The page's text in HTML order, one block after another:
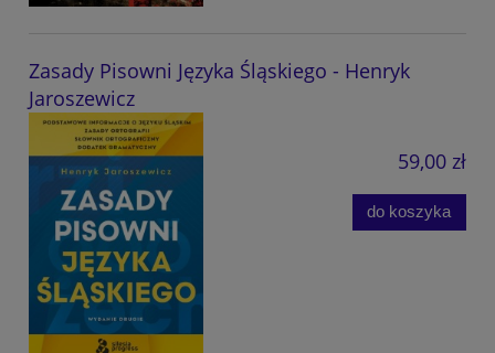
Zasady Pisowni Języka Śląskiego - Henryk
Jaroszewicz
59,00 zł
do koszyka